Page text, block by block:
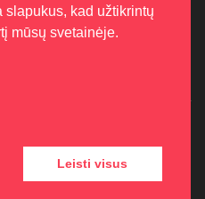
slapukus, kad užtikrintų
mūsų svetainėje.
Leisti visus